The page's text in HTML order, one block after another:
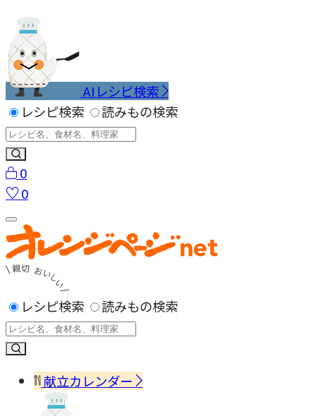
AIレシピ検索
レシピ検索
読みもの検索
0
0
レシピ検索 読みもの検索
献立カレンダー